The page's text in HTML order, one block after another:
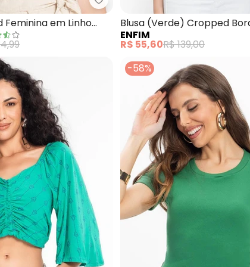
(Verde Eucalipto) com AlçasEndless - Blusa Cropped
Feminina em Linho
Blusa (Verde) Cropped
ENFIM
R$ 55,60R$ 139,00
-58%